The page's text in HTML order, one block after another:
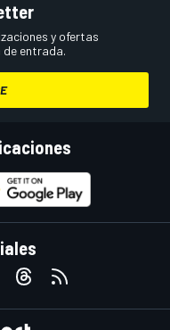
y ofertas
de entrada.